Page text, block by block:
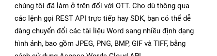
chúng tôi đã làm ở trên đối với OTT. Cho dù thông qua
các lệnh gọi REST API trực tiếp hay SDK, bạn có thể dễ
dàng chuyển đổi các tài liệu Word sang nhiều định dạng
hình ảnh, bao gồm JPEG, PNG, BMP, GIF và TIFF, bằng